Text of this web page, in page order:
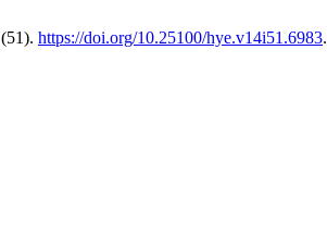
(51). https://doi.org/10.25100/hye.v14i51.6983.